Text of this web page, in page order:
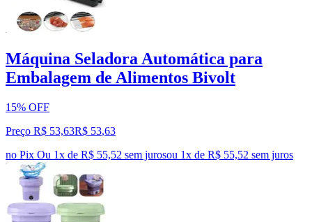
Máquina Seladora Automática para
Embalagem de Alimentos Bivolt
15% OFF
Preço R$ 53,63R$ 53,63
no Pix Ou 1x de R$ 55,52 sem jurosou 1x de R$ 55,52 sem juros